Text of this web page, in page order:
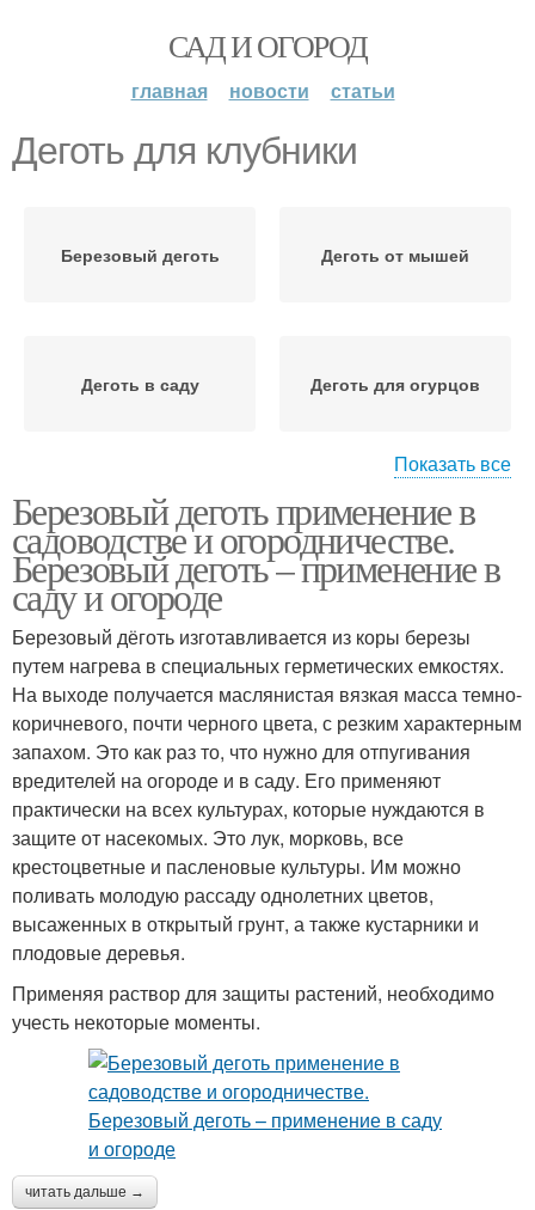
САД И ОГОРОД
главная новости статьи
Деготь для клубники
Березовый деготь Деготь от мышей
Деготь в саду Деготь для огурцов
Деготь от вредителей Деготь от медведки
Деготь против
медведки
Деготь от мух
Деготь в огороде Деготь для защиты
Деготь от муравьев
Показать все
Березовый деготь применение в
садоводстве и огородничестве.
Березовый деготь – применение в
саду и огороде
Березовый дёготь изготавливается из коры березы
путем нагрева в специальных герметических емкостях.
На выходе получается маслянистая вязкая масса темно-
коричневого, почти черного цвета, с резким характерным
запахом. Это как раз то, что нужно для отпугивания
вредителей на огороде и в саду. Его применяют
практически на всех культурах, которые нуждаются в
защите от насекомых. Это лук, морковь, все
крестоцветные и пасленовые культуры. Им можно
поливать молодую рассаду однолетних цветов,
высаженных в открытый грунт, а также кустарники и
плодовые деревья.
Применяя раствор для защиты растений, необходимо
учесть некоторые моменты.
читать дальше →